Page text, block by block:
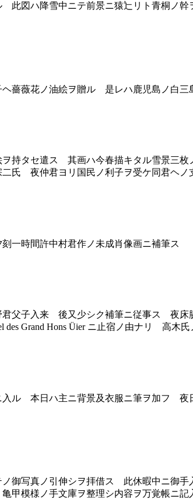
ハ降雪中ニテ前景ニ猿辷リト青桐ノ幹
花ノ油絵ヲ贈ル 是レハ鹿児島ノ白三島
タセ遣ス 其画ハ今春描キタル雪景三枚
氏 夜仲君ヨリ国民ノ利子ヲ受ケ同君ヘノ
間許中村君作ノ未成肖像画ニ補筆ス
子入来 後又少シク補筆ニ従事ス 夜床
Grand Hons Üier ニ止宿ノ由ナリ 高木氏
本日ハ主ニ背景及衣服ニ筆ヲ加フ 夜
写真ノ引伸シヲ拝借ス 此休暇中ニ御手
模様ノ手文庫ヲ整理シ内容ヲ万覚帳ニ